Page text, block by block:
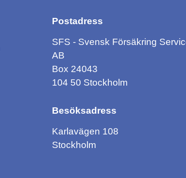
Postadress
SFS - Svensk Försäkring
AB
Box 24043
104 50 Stockholm
Besöksadress
Karlavägen 108
Stockholm